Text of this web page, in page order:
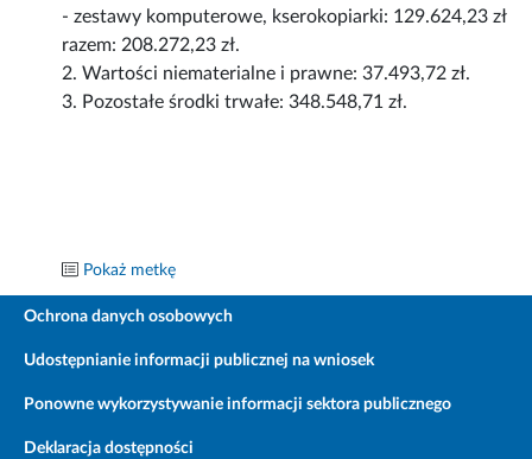
- zestawy komputerowe, kserokopiarki: 129.624,23 zł
razem: 208.272,23 zł.
2. Wartości niematerialne i prawne: 37.493,72 zł.
3. Pozostałe środki trwałe: 348.548,71 zł.
Pokaż metkę
Ochrona danych osobowych
Udostępnianie informacji publicznej na wniosek
Ponowne wykorzystywanie informacji sektora publicznego
Deklaracja dostępności